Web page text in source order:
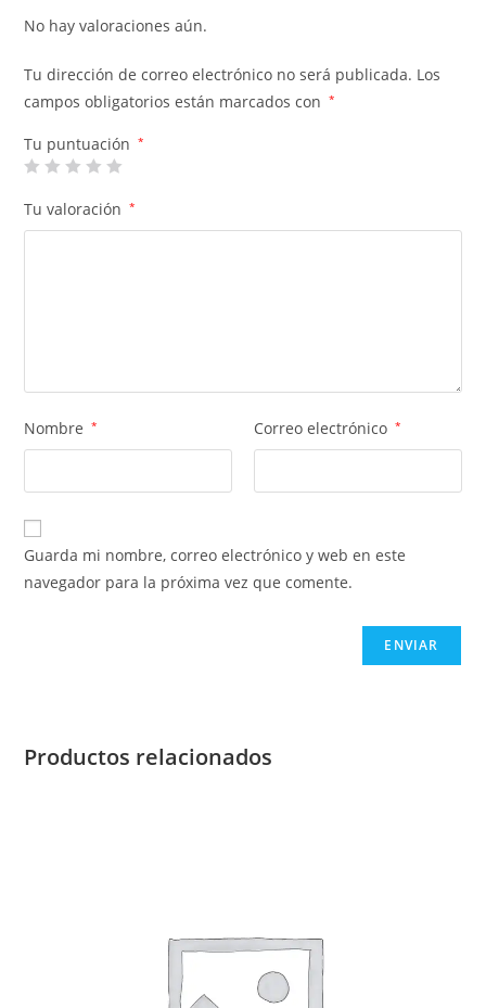
No hay valoraciones aún.
Tu dirección de correo electrónico no será publicada. Los
campos obligatorios están marcados con
*
Tu puntuación *
Tu valoración *
Nombre * Correo electrónico *
Guarda mi nombre, correo electrónico y web en este
navegador para la próxima vez que comente.
Productos relacionados